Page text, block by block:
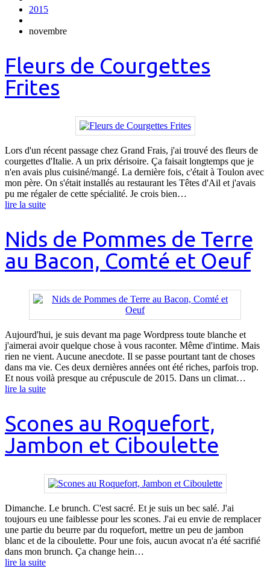
2015
novembre
Fleurs de Courgettes
Frites
Lors d'un récent passage chez Grand Frais, j'ai trouvé des fleurs de
courgettes d'Italie. A un prix dérisoire. Ça faisait longtemps que je
n'en avais plus cuisiné/mangé. La dernière fois, c'était à Toulon avec
mon père. On s'était installés au restaurant les Têtes d'Ail et j'avais
pu me régaler de cette spécialité. Je crois bien…
lire la suite
Nids de Pommes de Terre
au Bacon, Comté et Oeuf
Aujourd'hui, je suis devant ma page Wordpress toute blanche et
j'aimerai avoir quelque chose à vous raconter. Même d'intime. Mais
rien ne vient. Aucune anecdote. Il se passe pourtant tant de choses
dans ma vie. Ces deux dernières années ont été riches, parfois trop.
Et nous voilà presque au crépuscule de 2015. Dans un climat…
lire la suite
Scones au Roquefort,
Jambon et Ciboulette
Dimanche. Le brunch. C'est sacré. Et je suis un bec salé. J'ai
toujours eu une faiblesse pour les scones. J'ai eu envie de remplacer
une partie du beurre par du roquefort, mettre un peu de jambon
blanc et de la ciboulette. Pour une fois, aucun avocat n'a été sacrifié
dans mon brunch. Ça change hein…
lire la suite